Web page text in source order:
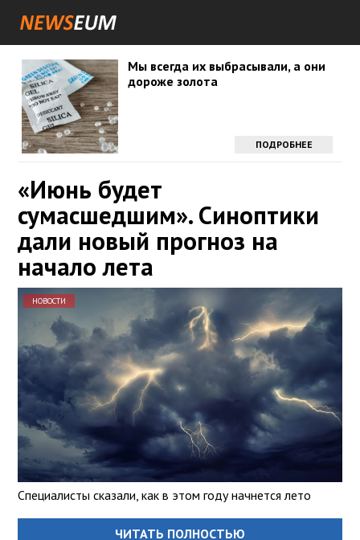
Мы всегда их выбрасывали, а они
дороже золота
ПОДРОБНЕЕ
«Июнь будет
сумасшедшим». Синоптики
дали новый прогноз на
начало лета
НОВОСТИ
Специалисты сказали, как в этом году начнется лето
ЧИТАТЬ ПОЛНОСТЬЮ